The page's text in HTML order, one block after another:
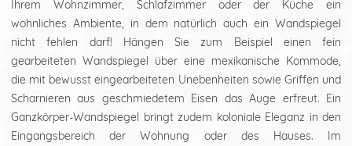
Ihrem Wohnzimmer, Schlafzimmer oder der Küche ein
wohnliches Ambiente, in dem natürlich auch ein Wandspiegel
nicht fehlen darf! Hängen Sie zum Beispiel einen fein
gearbeiteten Wandspiegel über eine mexikanische Kommode,
die mit bewusst eingearbeiteten Unebenheiten sowie Griffen und
Scharnieren aus geschmiedetem Eisen das Auge erfreut. Ein
Ganzkörper-Wandspiegel bringt zudem koloniale Eleganz in den
Eingangsbereich der Wohnung oder des Hauses. Im